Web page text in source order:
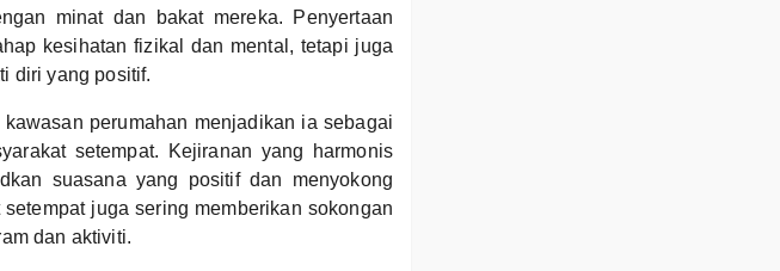
minat dan bakat mereka. Penyertaan
kesihatan fizikal dan mental, tetapi juga
diri yang positif.
perumahan menjadikan ia sebagai
setempat. Kejiranan yang harmonis
suasana yang positif dan menyokong
juga sering memberikan sokongan
dan aktiviti.